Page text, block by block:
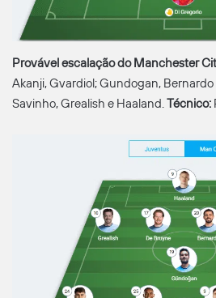
Provável escalação do Manchester
Akanji, Gvardiol; Gundogan, Bernardo
Savinho, Grealish e Haaland.Técnico: